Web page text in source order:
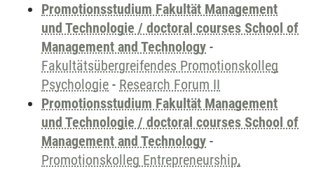
Promotionsstudium Fakultät Management
und Technologie / doctoral courses School of
Management and Technology -
Fakultätsübergreifendes Promotionskolleg
Psychologie - Research Forum II
Promotionsstudium Fakultät Management
und Technologie / doctoral courses School of
Management and Technology -
Promotionskolleg Entrepreneurship,